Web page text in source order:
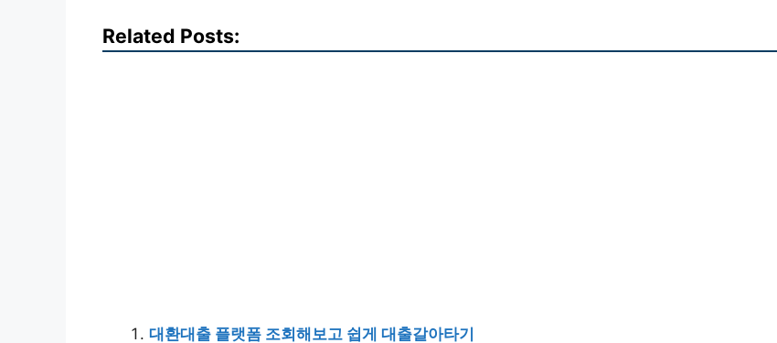
Related Posts:
대환대출 플랫폼 조회해보고 쉽게 대출갈아타기